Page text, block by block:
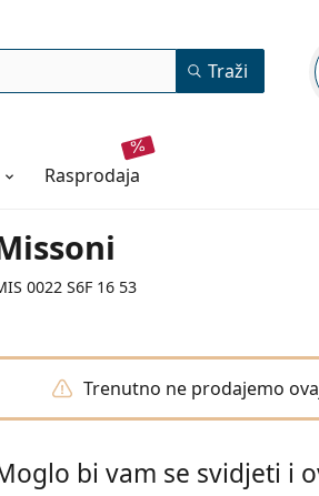
Traži
rasprodaja
0022 S6F 16 53
Trenutno ne prodajemo
bi vam se svidjeti i